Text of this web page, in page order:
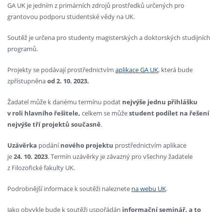
GA UK je jedním z primárních zdrojů prostředků určených pro
grantovou podporu studentské vědy na UK.
Soutěž je určena pro studenty magisterských a doktorských studijních
programů.
Projekty se podávají prostřednictvím aplikace GA UK, která bude
zpřístupněnaod 2. 10. 2023.
Žadatel může k danému termínu podat nejvýše jednu přihlášku
v roli hlavního řešitele, celkem se můžestudent podílet na řešení
nejvýše tří projektů současně.
Uzávěrka podánínového projektu prostřednictvím aplikace
je24. 10. 2023. Termín uzávěrky je závazný pro všechny žadatele
z Filozofické fakulty UK.
Podrobnější informace k soutěži naleznete na webu UK.
Jako obvykle bude k soutěži uspořádán informační seminář, a to